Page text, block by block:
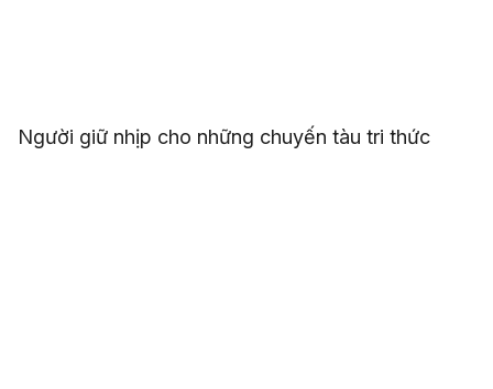
Người giữ nhịp cho những chuyến tàu tri thức